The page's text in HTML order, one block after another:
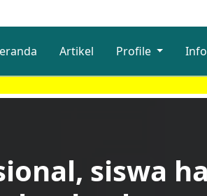
Artikel Profile
siswa